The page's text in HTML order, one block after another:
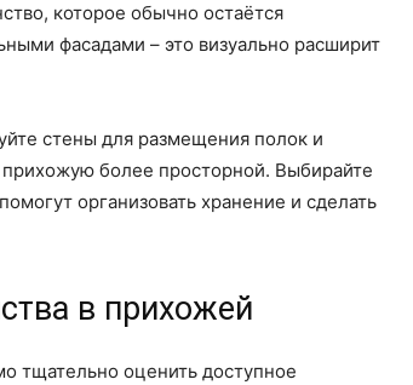
которое обычно остаётся
фасадами – это визуально расширит
стены для размещения полок и
прихожую более просторной. Выбирайте
организовать хранение и сделать
в прихожей
тщательно оценить доступное